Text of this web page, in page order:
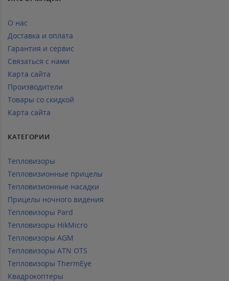
О нас
Доставка и оплата
Гарантия и сервис
Связаться с нами
Карта сайта
Производители
Товары со скидкой
Карта сайта
КАТЕГОРИИ
Тепловизоры
Тепловизионные прицелы
Тепловизионные насадки
Прицелы ночного видения
Тепловизоры Pard
Тепловизоры HikMicro
Тепловизоры AGM
Тепловизоры ATN OTS
Тепловизоры ThermEye
Квадрокоптеры